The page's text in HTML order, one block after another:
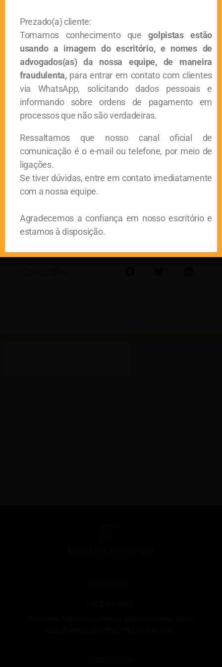
dispôs sobre as atividades passíveis de adesão ao PERSE.
Contudo, para algumas atividades incluiu a obrigatoriedade
de cadastro prévio junto ao Ministério do Turismo (Cadastur).
Diversas empresas, associações e sindicatos, em especial
ligados a bares e restaurantes, estão buscando a via judicial
para garantir o direito à adesão ao Programa. Atualmente, há
posicionamento jurisprudencial favorável aos contribuintes,
no sentido garantir o direito aos benefícios sem a
não foi encerrada.
O PERSE é uma ótima oportunidade para empresas ligadas
ao setor de eventos, sendo que para diversas atividades a
possibilidade de negociação de dívidas e redução de
tributos já está garantida pela lei.
Prezado(a) cliente:
Tomamos conhecimento quegolpistas estão
usando a imagem do escritório, e nomes de
advogados(as) da nossa equipe, de maneira
fraudulenta,para entrar em contato com clientes
via WhatsApp, solicitando dados pessoais e
informando sobre ordens de pagamento em
processos que não são verdadeiras.
Ressaltamos que nosso canal oficial de
comunicação é o e-mail ou telefone, por meio de
ligações.
Se tiver dúvidas, entre em contato imediatamente
com a nossa equipe.
Agradecemos a confiança em nosso escritório e
estamos à disposição.